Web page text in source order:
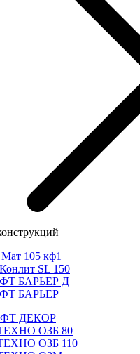
105 кф1
SL 150
БАРЬЕР Д
БАРЬЕР
ФТ ДЕКОР
ОЗБ 80
ОЗБ 110